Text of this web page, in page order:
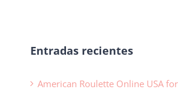
Entradas recientes
American Roulette Online USA